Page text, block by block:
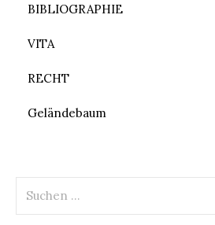
BIBLIOGRAPHIE
VITA
RECHT
Geländebaum
nach: